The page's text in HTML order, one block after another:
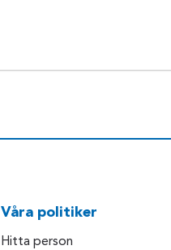
Våra politiker
Hitta person